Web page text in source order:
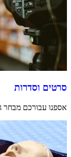
סרטים וסדרות
אספנו עבורכם מבחר